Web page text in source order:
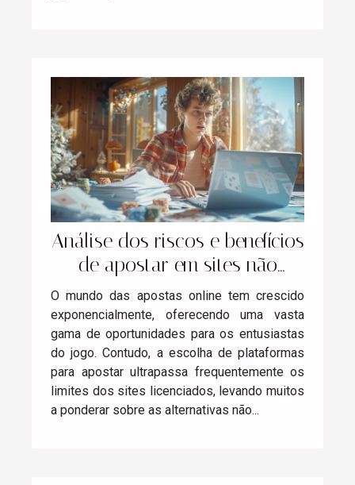
Análise dos riscos e benefícios
de apostar em sites não
licenciados em Portugal
O mundo das apostas online tem crescido
exponencialmente, oferecendo uma vasta
gama de oportunidades para os entusiastas
do jogo. Contudo, a escolha de plataformas
para apostar ultrapassa frequentemente os
limites dos sites licenciados, levando muitos
a ponderar sobre as alternativas não...